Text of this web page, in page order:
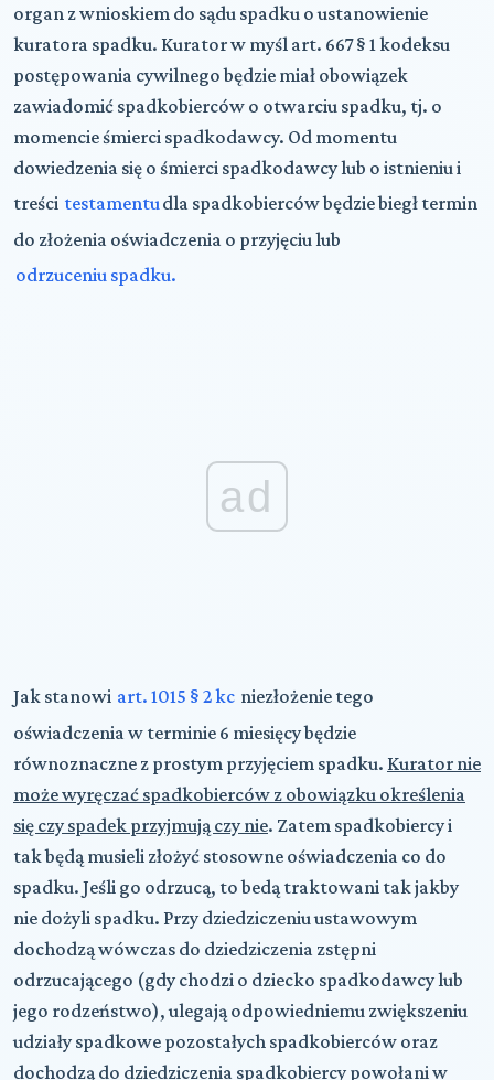
organ z wnioskiem do sądu spadku o ustanowienie
kuratora spadku. Kurator w myśl art. 667 § 1 kodeksu
postępowania cywilnego będzie miał obowiązek
zawiadomić spadkobierców o otwarciu spadku, tj. o
momencie śmierci spadkodawcy. Od momentu
dowiedzenia się o śmierci spadkodawcy lub o istnieniu i
treści testamentu dla spadkobierców będzie biegł termin
do złożenia oświadczenia o przyjęciu lub
odrzuceniu spadku.
ad
Jak stanowi art. 1015 § 2 kc niezłożenie tego
oświadczenia w terminie 6 miesięcy będzie
równoznaczne z prostym przyjęciem spadku. Kurator nie
może wyręczać spadkobierców z obowiązku określenia
się czy spadek przyjmują czy nie. Zatem spadkobiercy i
tak będą musieli złożyć stosowne oświadczenia co do
spadku. Jeśli go odrzucą, to bedą traktowani tak jakby
nie dożyli spadku. Przy dziedziczeniu ustawowym
dochodzą wówczas do dziedziczenia zstępni
odrzucającego (gdy chodzi o dziecko spadkodawcy lub
jego rodzeństwo), ulegają odpowiedniemu zwiększeniu
udziały spadkowe pozostałych spadkobierców oraz
dochodzą do dziedziczenia spadkobiercy powołani w